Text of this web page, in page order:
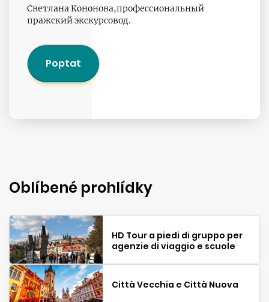
Светлана Кононова,профессиональный
пражский экскурсовод.
Poptat
Oblíbené prohlídky
HD Tour a piedi di gruppo per
agenzie di viaggio e scuole
Città Vecchia e Città Nuova